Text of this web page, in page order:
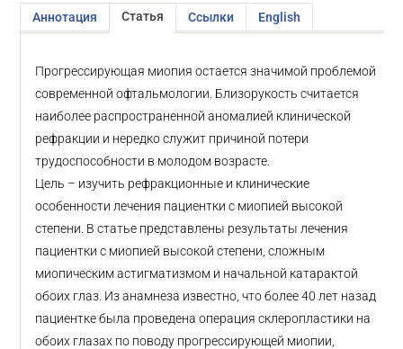
Аннотация Статья Ссылки English
Прогрессирующая миопия остается значимой проблемой
современной офтальмологии. Близорукость считается
наиболее распространенной аномалией клинической
рефракции и нередко служит причиной потери
трудоспособности в молодом возрасте.
Цель – изучить рефракционные и клинические
особенности лечения пациентки с миопией высокой
степени. В статье представлены результаты лечения
пациентки с миопией высокой степени, сложным
миопическим астигматизмом и начальной катарактой
обоих глаз. Из анамнеза известно, что более 40 лет назад
пациентке была проведена операция склеропластики на
обоих глазах по поводу прогрессирующей миопии,